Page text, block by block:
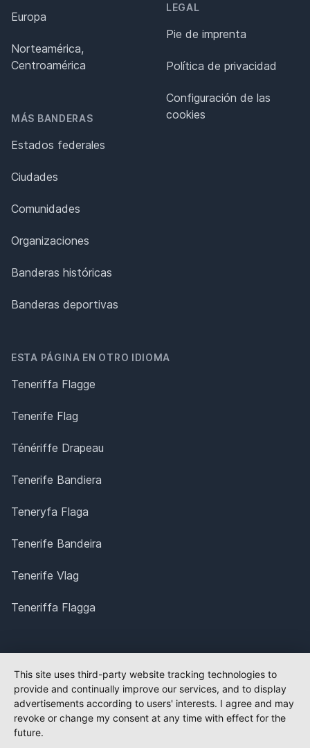
Europa
Norteamérica,
Centroamérica
MÁS BANDERAS
Estados federales
Ciudades
Comunidades
Organizaciones
Banderas históricas
Banderas deportivas
LEGAL
Pie de imprenta
Política de privacidad
Configuración de las
cookies
ESTA PÁGINA EN OTRO IDIOMA
Teneriffa Flagge
Tenerife Flag
Ténériffe Drapeau
Tenerife Bandiera
Teneryfa Flaga
Tenerife Bandeira
Tenerife Vlag
Teneriffa Flagga
This site uses third-party website tracking technologies to
provide and continually improve our services, and to display
advertisements according to users' interests. I agree and may
revoke or change my consent at any time with effect for the
future.